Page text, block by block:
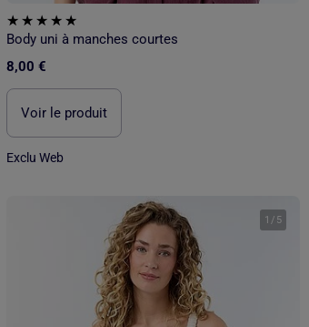
Body uni à manches courtes
8,00 €
Voir le produit
Exclu Web
1 / 5